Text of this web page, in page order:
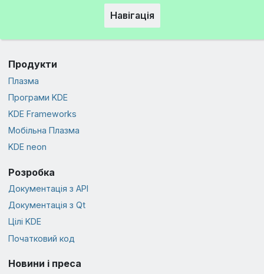
Навігація
Продукти
Плазма
Програми KDE
KDE Frameworks
Мобільна Плазма
KDE neon
Розробка
Документація з API
Документація з Qt
Цілі KDE
Початковий код
Новини і преса